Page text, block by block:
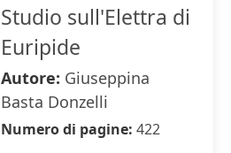
Studio sull'Elettra di
Euripide
Autore: Giuseppina
Basta Donzelli
Numero di pagine: 422